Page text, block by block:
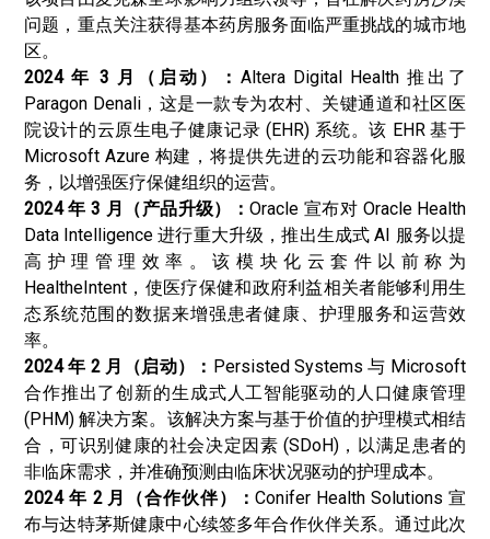
问题，重点关注获得基本药房服务面临严重挑战的城市地
区。
2024 年 3 月（启动）：Altera Digital Health 推出了
Paragon Denali，这是一款专为农村、关键通道和社区医
院设计的云原生电子健康记录 (EHR) 系统。该 EHR 基于
Microsoft Azure 构建，将提供先进的云功能和容器化服
务，以增强医疗保健组织的运营。
2024 年 3 月（产品升级）：Oracle 宣布对 Oracle Health
Data Intelligence 进行重大升级，推出生成式 AI 服务以提
高护理管理效率。该模块化云套件以前称为
HealtheIntent，使医疗保健和政府利益相关者能够利用生
态系统范围的数据来增强患者健康、护理服务和运营效
率。
2024 年 2 月（启动）： Persisted Systems 与 Microsoft
合作推出了创新的生成式人工智能驱动的人口健康管理
(PHM) 解决方案。该解决方案与基于价值的护理模式相结
合，可识别健康的社会决定因素 (SDoH)，以满足患者的
非临床需求，并准确预测由临床状况驱动的护理成本。
2024 年 2 月（合作伙伴）：Conifer Health Solutions 宣
布与达特茅斯健康中心续签多年合作伙伴关系。通过此次